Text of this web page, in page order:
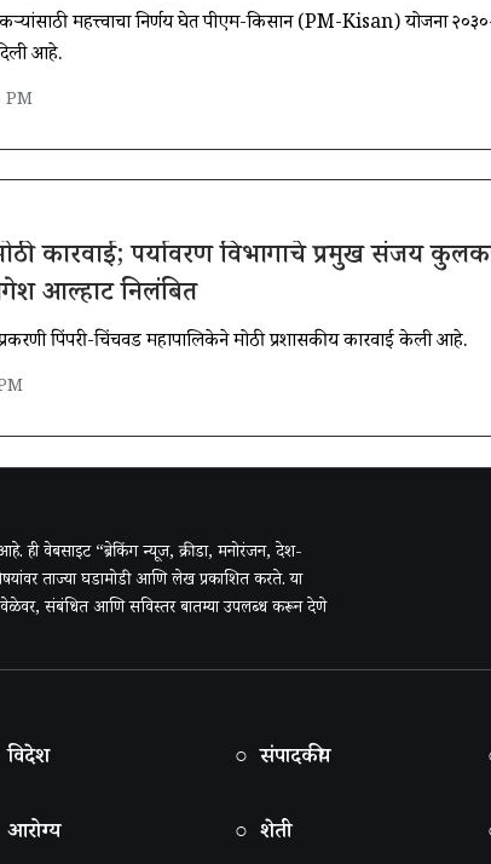
महत्त्वाचा निर्णय घेत पीएम-किसान (PM-Kisan) योजना
आहे.
PM
कारवाई; पर्यावरण विभागाचे प्रमुख संजय
आल्हाट निलंबित
पिंपरी-चिंचवड महापालिकेने मोठी प्रशासकीय कारवाई केली आहे.
आहे. ही वेबसाइट “ब्रेकिंग न्यूज, क्रीडा, मनोरंजन, देश-
ताज्या घडामोडी आणि लेख प्रकाशित करते. या
वेळेवर, संबंधित आणि सविस्तर बातम्या उपलब्ध करून देणे
○ संपादकीय
○ शेती